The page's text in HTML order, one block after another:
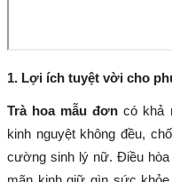
1. Lợi ích tuyệt vời cho
Trà hoa mẫu đơn có khả
kinh nguyệt không đều,
cường sinh lý nữ. Điều